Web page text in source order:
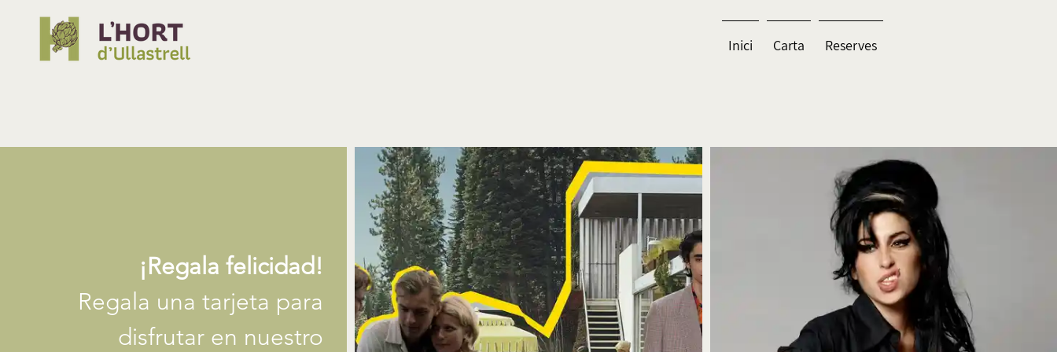
Inici Carta Reserves
¡Regala felicidad!
Regala una tarjeta para
disfrutar en nuestro